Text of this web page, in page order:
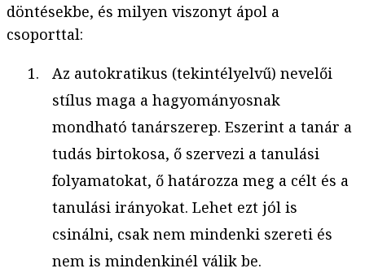
döntésekbe, és milyen viszonyt ápol a
csoporttal:
Az autokratikus (tekintélyelvű) nevelői
stílus maga a hagyományosnak
mondható tanárszerep. Eszerint a tanár a
tudás birtokosa, ő szervezi a tanulási
folyamatokat, ő határozza meg a célt és a
tanulási irányokat. Lehet ezt jól is
csinálni, csak nem mindenki szereti és
nem is mindenkinél válik be.